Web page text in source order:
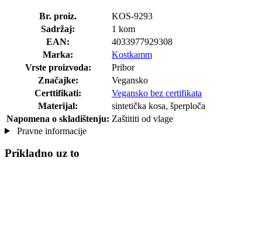
Br. proiz.
KOS-9293
Sadržaj:
1 kom
EAN:
4033977929308
Marka:
Kostkamm
Vrste proizvoda:
Pribor
Značajke:
Vegansko
Certtifikati:
Vegansko bez certifikata
Materijal:
sintetička kosa, šperploča
Napomena o skladištenju: Zaštititi od vlage
Pravne informacije
Prikladno uz to